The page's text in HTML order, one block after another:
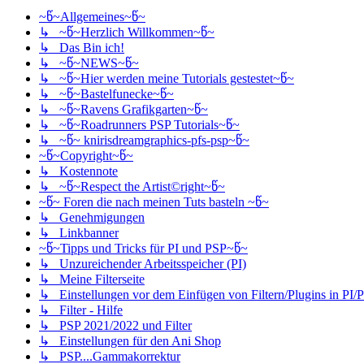
~წ~Allgemeines~წ~
↳ ~წ~Herzlich Willkommen~წ~
↳ Das Bin ich!
↳ ~წ~NEWS~წ~
↳ ~წ~Hier werden meine Tutorials gestestet~წ~
↳ ~წ~Bastelfunecke~წ~
↳ ~წ~Ravens Grafikgarten~წ~
↳ ~წ~Roadrunners PSP Tutorials~წ~
↳ ~წ~ knirisdreamgraphics-pfs-psp~წ~
~წ~Copyright~წ~
↳ Kostennote
↳ ~წ~Respect the Artist©right~წ~
~წ~ Foren die nach meinen Tuts basteln ~წ~
↳ Genehmigungen
↳ Linkbanner
~წ~Tipps und Tricks für PI und PSP~წ~
↳ Unzureichender Arbeitsspeicher (PI)
↳ Meine Filterseite
↳ Einstellungen vor dem Einfügen von Filtern/Plugins in PI/
↳ Filter - Hilfe
↳ PSP 2021/2022 und Filter
↳ Einstellungen für den Ani Shop
↳ PSP....Gammakorrektur